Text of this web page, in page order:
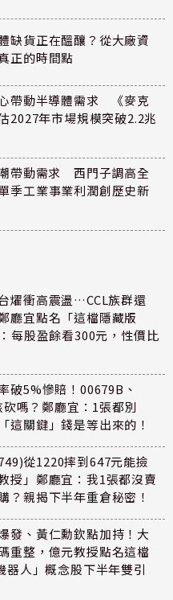
缺貨正在醞釀？從大廠資
正的時間點
帶動半導體需求 《麥克
2027年市場規模突破2.2兆
帶動需求 西門子調高全
季工業事業利潤創歷史新
燿衝高震盪…CCL族群還
廳宜點名「這檔隱藏版
每股盈餘看300元，性價比
破5%慘賠！00679B、
嗎？鄭廳宜：1張都別
這關鍵」錢是等出來的！
從1220摔到647元能撿
授」鄭廳宜：我1張都沒賣
？親揭下半年重倉秘密！
發、黃仁勳欽點加持！大
重整，億元教授點名這檔
器人」概念股下半年雙引